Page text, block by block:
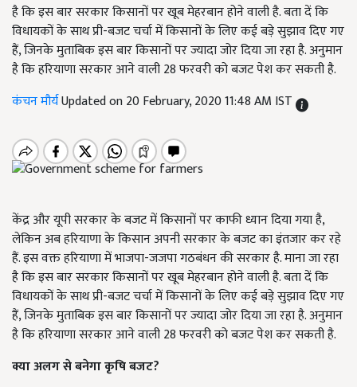
है कि इस बार सरकार किसानों पर खूब मेहरबान होने वाली है. बता दें कि
विधायकों के साथ प्री-बजट चर्चा में किसानों के लिए कई बड़े सुझाव दिए गए
हैं, जिनके मुताबिक इस बार किसानों पर ज्यादा जोर दिया जा रहा है. अनुमान
है कि हरियाणा सरकार आने वाली 28 फरवरी को बजट पेश कर सकती है.
कंचन मौर्यUpdated on 20 February, 2020 11:48 AM IST
केंद्र और यूपी सरकार के बजट में किसानों पर काफी ध्यान दिया गया है,
लेकिन अब हरियाणा के किसान अपनी सरकार के बजट का इंतजार कर रहे
हैं. इस वक्त हरियाणा में भाजपा-जजपा गठबंधन की सरकार है. माना जा रहा
है कि इस बार सरकार किसानों पर खूब मेहरबान होने वाली है. बता दें कि
विधायकों के साथ प्री-बजट चर्चा में किसानों के लिए कई बड़े सुझाव दिए गए
हैं, जिनके मुताबिक इस बार किसानों पर ज्यादा जोर दिया जा रहा है. अनुमान
है कि हरियाणा सरकार आने वाली 28 फरवरी को बजट पेश कर सकती है.
क्या अलग से बनेगा कृषि बजट?